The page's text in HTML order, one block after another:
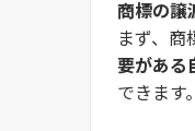
商標の譲
まず、
要がある
できます。